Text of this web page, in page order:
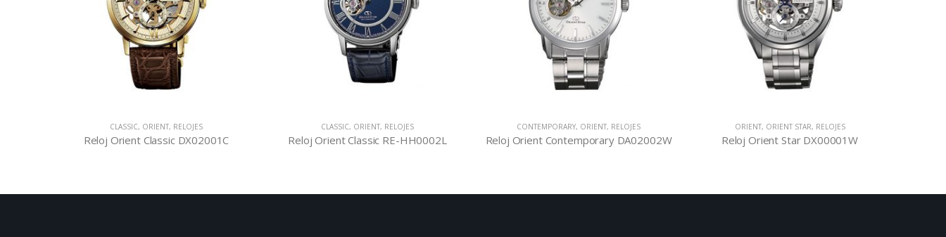
CLASSIC, ORIENT, RELOJES
Reloj Orient Classic DX02001C
CLASSIC, ORIENT, RELOJES
Reloj Orient Classic RE-HH0002L
CONTEMPORARY, ORIENT, RELOJES
Reloj Orient Contemporary DA02002W
ORIENT, ORIENT STAR, RELOJES
Reloj Orient Star DX00001W